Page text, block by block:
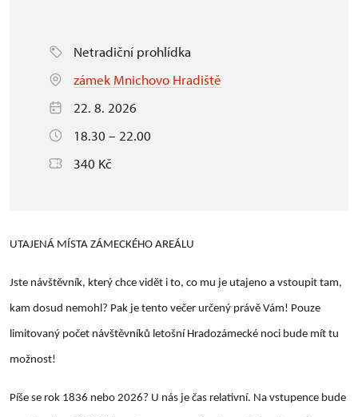
Netradiční prohlídka
zámek Mnichovo Hradiště
22. 8. 2026
18.30 – 22.00
340 Kč
UTAJENÁ MÍSTA ZÁMECKÉHO AREÁLU
Jste návštěvník, který chce vidět i to, co mu je utajeno a vstoupit tam,
kam dosud nemohl? Pak je tento večer určený právě Vám! Pouze
limitovaný počet návštěvníků letošní Hradozámecké noci bude mít tu
možnost!
Píše se rok 1836 nebo 2026? U nás je čas relativní. Na vstupence bude